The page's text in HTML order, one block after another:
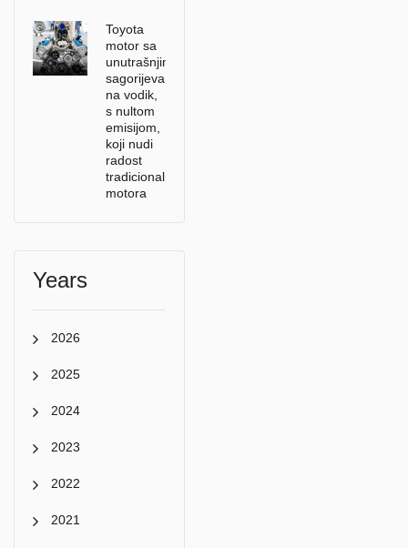
Toyota
motor sa
unutrašnjim
sagorijevanjem
na vodik,
s nultom
emisijom,
koji nudi
radost
tradicionalnih
motora
Years
2026
2025
2024
2023
2022
2021